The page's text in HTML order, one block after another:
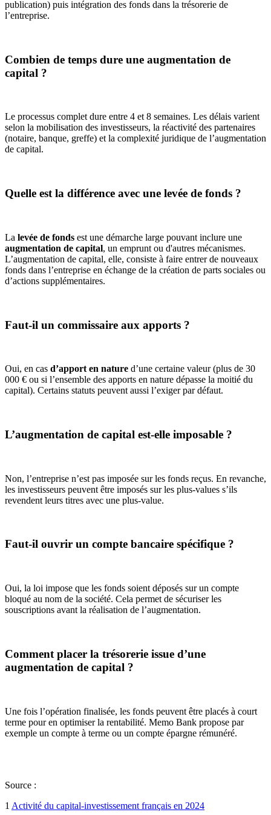
publication) puis intégration des fonds dans la trésorerie de
l’entreprise.
Combien de temps dure une augmentation de
capital ?
Le processus complet dure entre 4 et 8 semaines. Les délais varient
selon la mobilisation des investisseurs, la réactivité des partenaires
(notaire, banque, greffe) et la complexité juridique de l’augmentation
de capital.
Quelle est la différence avec une levée de fonds ?
La levée de fonds est une démarche large pouvant inclure une
augmentation de capital, un emprunt ou d'autres mécanismes.
L’augmentation de capital, elle, consiste à faire entrer de nouveaux
fonds dans l’entreprise en échange de la création de parts sociales ou
d’actions supplémentaires.
Faut-il un commissaire aux apports ?
Oui, en cas d’apport en nature d’une certaine valeur (plus de 30
000 € ou si l’ensemble des apports en nature dépasse la moitié du
capital). Certains statuts peuvent aussi l’exiger par défaut.
L’augmentation de capital est-elle imposable ?
Non, l’entreprise n’est pas imposée sur les fonds reçus. En revanche,
les investisseurs peuvent être imposés sur les plus-values s’ils
revendent leurs titres avec une plus-value.
Faut-il ouvrir un compte bancaire spécifique ?
Oui, la loi impose que les fonds soient déposés sur un compte
bloqué au nom de la société. Cela permet de sécuriser les
souscriptions avant la réalisation de l’augmentation.
Comment placer la trésorerie issue d’une
augmentation de capital ?
Une fois l’opération finalisée, les fonds peuvent être placés à court
terme pour en optimiser la rentabilité. Memo Bank propose par
exemple un compte à terme ou un compte épargne rémunéré.
Source :
1 Activité du capital-investissement français en 2024